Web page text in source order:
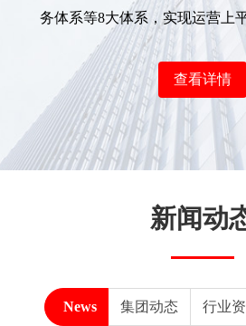
务体系等8大体系，实现运营上
查看详情
新闻动
News 集团动态 行业